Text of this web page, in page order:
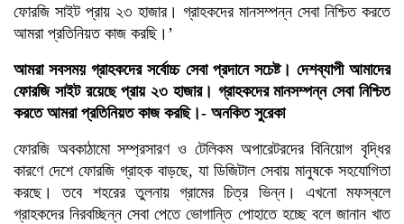
ফোরজি সাইট প্রায় ২৩ হাজার। গ্রাহকদের মানসম্পন্ন সেবা নিশ্চিত করতে
আমরা প্রতিনিয়ত কাজ করছি।’
আমরা সবসময় গ্রাহকদের সর্বোচ্চ সেবা প্রদানে সচেষ্ট। দেশব্যাপী আমাদের
ফোরজি সাইট রয়েছে প্রায় ২৩ হাজার। গ্রাহকদের মানসম্পন্ন সেবা নিশ্চিত
করতে আমরা প্রতিনিয়ত কাজ করছি।- অনকিত সুরেকা
ফোরজি অবকাঠামো সম্প্রসারণ ও টেলিকম অপারেটরদের বিনিয়োগ বৃদ্ধির
কারণে দেশে ফোরজি গ্রাহক বাড়ছে, যা ডিজিটাল সেবায় মানুষকে সহযোগিতা
করছে। তবে শহরের তুলনায় গ্রামের চিত্র ভিন্ন। এখনো মফস্বলে
গ্রাহকদের নিরবচ্ছিন্ন সেবা পেতে ভোগান্তি পোহাতে হচ্ছে বলে জানান খাত